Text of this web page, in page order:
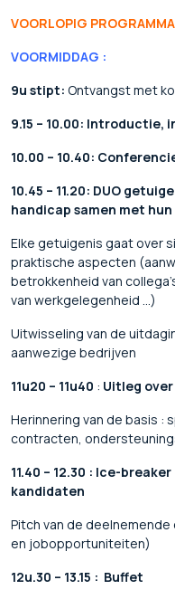
VOORLOPIG PROGRAMMA
VOORMIDDAG :
9u stipt: Ontvangst met
9.15 – 10.00: Introductie,
10.00 – 10.40:
10.45 – 11.20: DUO
handicap samen met
Elke getuigenis gaat over
praktische aspecten
betrokkenheid van
van werkgelegenheid …)
Uitwisseling van de
aanwezige bedrijven
11u20 – 11u40 : Uitleg
Herinnering van de basis
contracten,
11.40 – 12.30 : Ice-breaker
kandidaten
Pitch van de
en jobopportuniteiten)
12u.30 – 13.15 : Buffet